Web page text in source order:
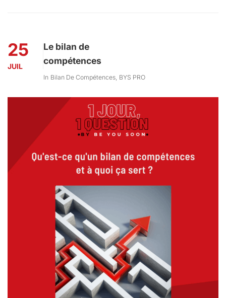
25
JUIL
Le bilan de
compétences
In Bilan De Compétences, BYS PRO